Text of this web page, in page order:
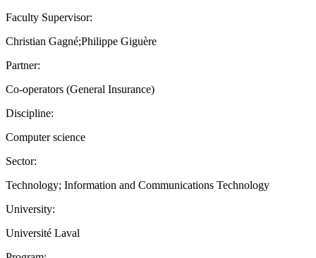
Faculty Supervisor:
Christian Gagné;Philippe Giguère
Partner:
Co-operators (General Insurance)
Discipline:
Computer science
Sector:
Technology; Information and Communications Technology
University:
Université Laval